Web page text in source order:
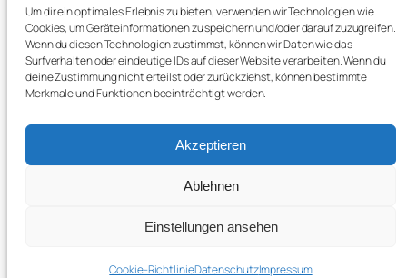
Um dir ein optimales Erlebnis zu bieten, verwenden wir Technologien wie
Cookies, um Geräteinformationen zu speichern und/oder darauf zuzugreifen.
Wenn du diesen Technologien zustimmst, können wir Daten wie das
Surfverhalten oder eindeutige IDs auf dieser Website verarbeiten. Wenn du
deine Zustimmung nicht erteilst oder zurückziehst, können bestimmte
Merkmale und Funktionen beeinträchtigt werden.
Akzeptieren
Ablehnen
Einstellungen ansehen
Cookie-RichtlinieDatenschutzImpressum